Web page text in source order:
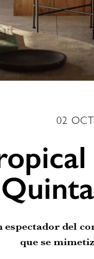
02
espectador del
que se